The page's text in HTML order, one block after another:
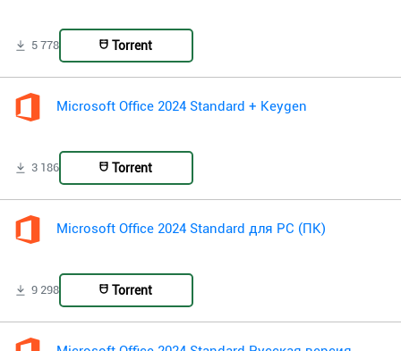
5 778 Torrent
Microsoft Office 2024 Standard + Keygen
3 186 Torrent
Microsoft Office 2024 Standard для PC (ПК)
9 298 Torrent